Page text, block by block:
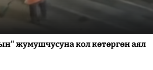
жумушчусуна кол көтөргөн аял